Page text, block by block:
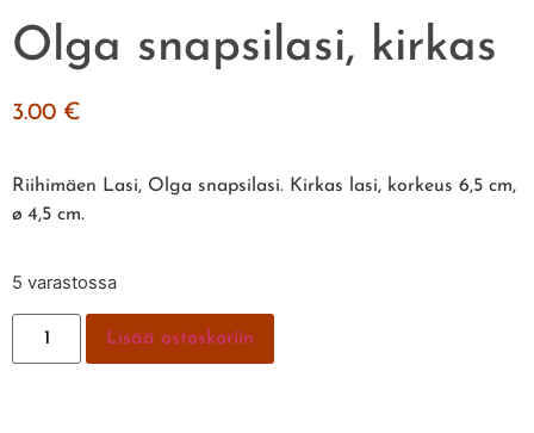
Olga snapsilasi, kirkas
3.00 €
Riihimäen Lasi, Olga snapsilasi. Kirkas lasi, korkeus 6,5 cm,
ø 4,5 cm.
5 varastossa
Lisää ostoskoriin